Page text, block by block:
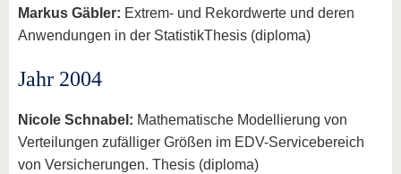
Markus Gäbler: Extrem- und Rekordwerte und deren
Anwendungen in der StatistikThesis (diploma)
Jahr 2004
Nicole Schnabel: Mathematische Modellierung von
Verteilungen zufälliger Größen im EDV-Servicebereich
von Versicherungen. Thesis (diploma)